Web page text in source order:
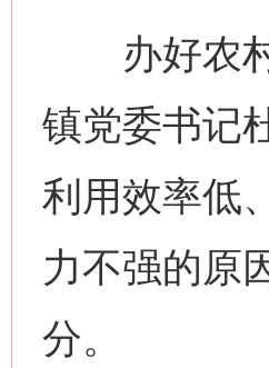
办好农村
镇党委书记
利用效率低
力不强的原
分。